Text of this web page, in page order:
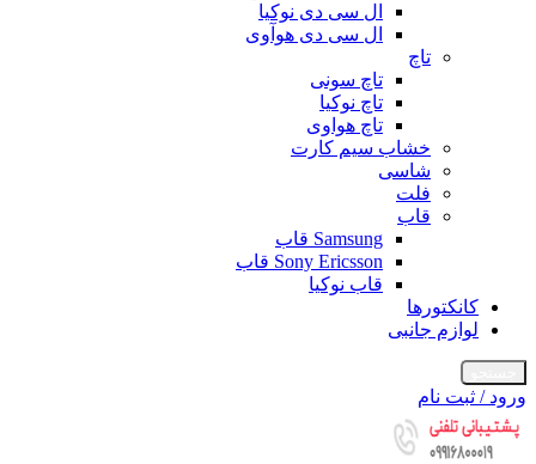
ال سی دی نوکیا
ال سی دی هوآوی
تاچ
تاچ سونی
تاچ نوکیا
تاچ هواوی
خشاب سیم کارت
شاسی
فلت
قاب
Samsung قاب
Sony Ericsson قاب
قاب نوکیا
کانکتورها
لوازم جانبی
ورود / ثبت نام